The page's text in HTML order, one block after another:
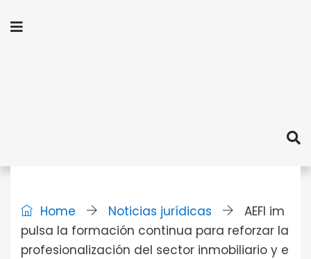
Home Noticias jurídicas
AEFI im
pulsa la formación continua para reforzar la
profesionalización del sector inmobiliario y e